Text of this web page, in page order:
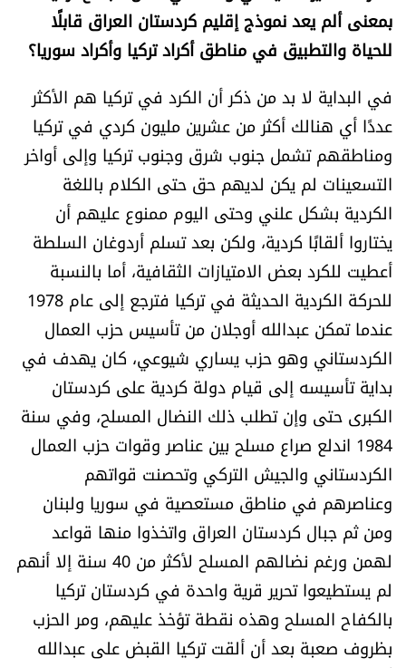
بمعنى ألم يعد نموذج إقليم كردستان العراق قابلًا
للحياة والتطبيق في مناطق أكراد تركيا وأكراد سوريا؟
في البداية لا بد من ذكر أن الكرد في تركيا هم الأكثر
عددًا أي هنالك أكثر من عشرين مليون كردي في تركيا
ومناطقهم تشمل جنوب شرق وجنوب تركيا وإلى أواخر
التسعينات لم يكن لديهم حق حتى الكلام باللغة
الكردية بشكل علني وحتى اليوم ممنوع عليهم أن
يختاروا ألقابًا كردية، ولكن بعد تسلم أردوغان السلطة
أعطيت للكرد بعض الامتيازات الثقافية، أما بالنسبة
للحركة الكردية الحديثة في تركيا فترجع إلى عام 1978
عندما تمكن عبدالله أوجلان من تأسيس حزب العمال
الكردستاني وهو حزب يساري شيوعي، كان يهدف في
بداية تأسيسه إلى قيام دولة كردية على كردستان
الكبرى حتى وإن تطلب ذلك النضال المسلح، وفي سنة
1984 اندلع صراع مسلح بين عناصر وقوات حزب العمال
الكردستاني والجيش التركي وتحصنت قواتهم
وعناصرهم في مناطق مستعصية في سوريا ولبنان
ومن ثم جبال كردستان العراق واتخذوا منها قواعد
لهمن ورغم نضالهم المسلح لأكثر من 40 سنة إلا أنهم
لم يستطيعوا تحرير قرية واحدة في كردستان تركيا
بالكفاح المسلح وهذه نقطة تؤخذ عليهم، ومر الحزب
بظروف صعبة بعد أن ألقت تركيا القبض على عبدالله